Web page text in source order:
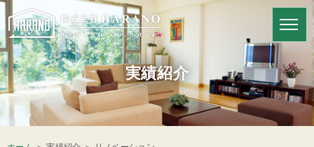
HARANOの強み
実績紹介